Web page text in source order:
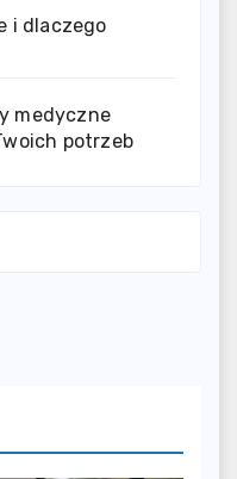
i dlaczego
medyczne
potrzeb